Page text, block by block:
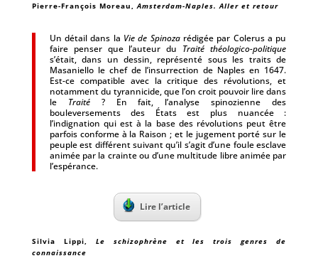
Pierre-François Moreau,Amsterdam-Naples. Aller et retour
Un détail dans la Vie de Spinozarédigée par Colerus a pu
faire penser que l’auteur du Traité théologico-politique
s’était, dans un dessin, représenté sous les traits de
Masaniello le chef de l’insurrection de Naples en 1647.
Est-ce compatible avec la critique des révolutions, et
notamment du tyrannicide, que l’on croit pouvoir lire dans
le Traité? En fait, l’analyse spinozienne des
bouleversements des États est plus nuancée :
l’indignation qui est à la base des révolutions peut être
parfois conforme à la Raison ; et le jugement porté sur le
peuple est différent suivant qu’il s’agit d’une foule esclave
animée par la crainte ou d’une multitude libre animée par
l’espérance.
Lire l’article
Silvia Lippi, Le schizophrène et les trois genres de
connaissance